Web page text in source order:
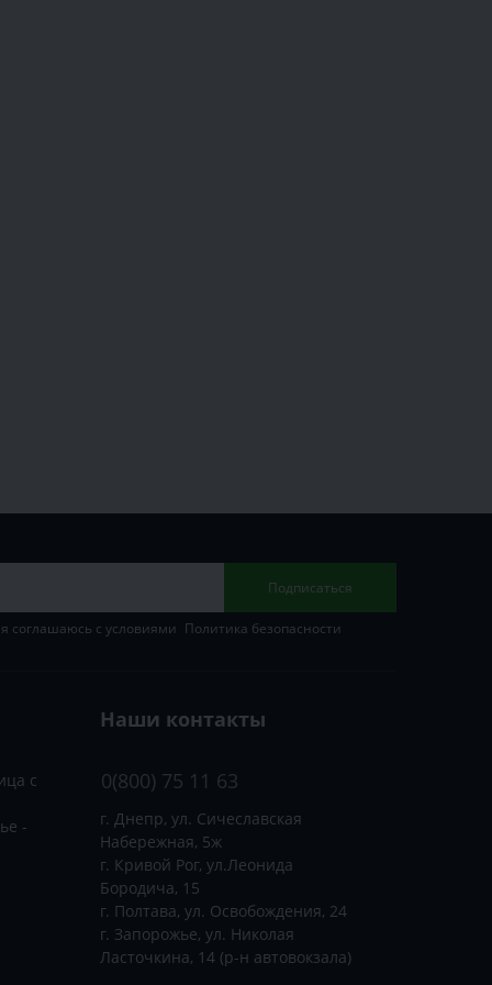
Подписаться
соглашаюсь с условиями Политика безопасности
с
-
Наши контакты
0(800) 75 11 63
г. Днепр, ул. Сичеславская
Набережная, 5ж
г. Кривой Рог, ул.Леонида
Бородича, 15
г. Полтава, ул. Освобождения, 24
г. Запорожье, ул. Николая
Ласточкина, 14 (р-н автовокзала)